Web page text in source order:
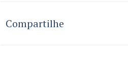
Compartilhe